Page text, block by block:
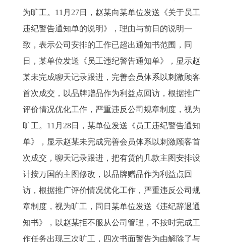
为旷工。11月27日，赵某向某单位发送《关于员工
违纪警告通知单的说明》，理由与前日的说明一
致，表示公司安排的工作已超出通知书范围，同
日，某单位发送《员工违纪警告通知单》，显示赵
某未完成聊天记录跟进，完善会员体系以刺激顾客
首次成交，以品牌赠品作为利益点回访，根据推广
评价情况优化工作，严重违反公司规章制度，视为
旷工。11月28日，某单位发送《员工违纪警告通知
单》，显示赵某未完成完善会员体系以刺激顾客首
次成交，聊天记录跟进，把有货的几款主图安排设
计按万国的主图修改，以品牌赠品作为利益点回
访，根据推广评价情况优化工作，严重违反公司规
章制度，视为旷工，同日某单位发送《违纪辞退通
知书》，以赵某拒不服从公司管理，不按时完成工
作任务出现三次旷工，四次书面警告为由解除了与